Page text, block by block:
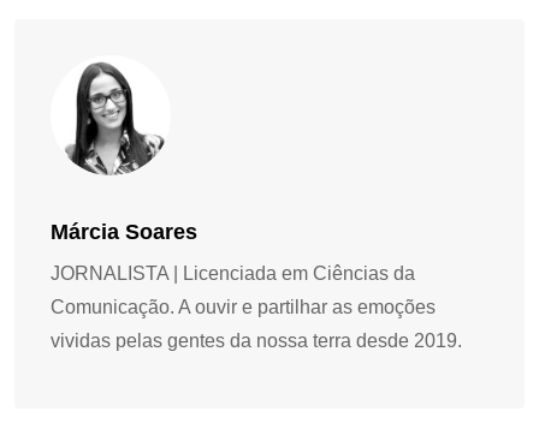
Márcia Soares
JORNALISTA | Licenciada em Ciências da
Comunicação. A ouvir e partilhar as emoções
vividas pelas gentes da nossa terra desde 2019.